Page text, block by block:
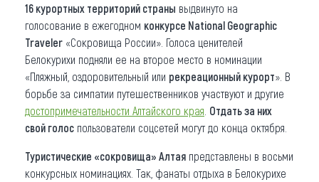
16 курортных территорий страны выдвинуто на
голосование в ежегодном конкурсе National Geographic
Traveler «Сокровища России». Голоса ценителей
Белокурихи подняли ее на второе место в номинации
«Пляжный, оздоровительный или рекреационный курорт». В
борьбе за симпатии путешественников участвуют и другие
достопримечательности Алтайского края Отдать за них
свой голос пользователи соцсетей могут до конца октября.
Туристические «сокровища» Алтая представлены в восьми
конкурсных номинациях. Так, фанаты отдыха в Белокурихе